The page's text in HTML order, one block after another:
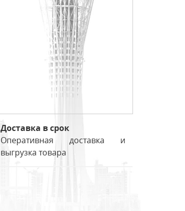
Доставка в срок
Оперативная доставка и
выгрузка товара